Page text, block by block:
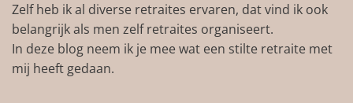
Zelf heb ik al diverse retraites ervaren, dat vind ik ook
belangrijk als men zelf retraites organiseert.
In deze blog neem ik je mee wat een stilte retraite met
mij heeft gedaan.